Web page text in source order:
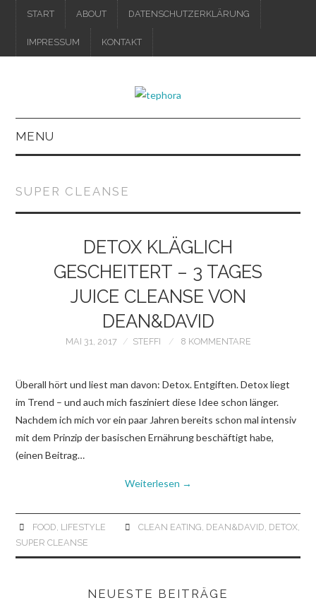
START ABOUT DATENSCHUTZERKLÄRUNG
IMPRESSUM KONTAKT
MENU
SUPER CLEANSE
DETOX KLÄGLICH
GESCHEITERT – 3 TAGES
JUICE CLEANSE VON
DEAN&DAVID
MAI 31, 2017 STEFFI 8 KOMMENTARE
Überall hört und liest man davon: Detox. Entgiften. Detox liegt
im Trend – und auch mich fasziniert diese Idee schon länger.
Nachdem ich mich vor ein paar Jahren bereits schon mal intensiv
mit dem Prinzip der basischen Ernährung beschäftigt habe,
(einen Beitrag…
Weiterlesen →
FOOD, LIFESTYLE CLEAN EATING, DEAN&DAVID, DETOX,
SUPER CLEANSE
NEUESTE BEITRÄGE